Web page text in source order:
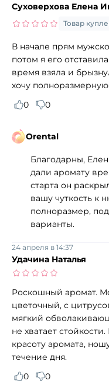
Суховерхова Елена
Товар
В начале прям
потом я его
время взяла и
хочу
0
0
Orental
Благодарны,
дали аромату
старта он
вашу чуткость к
полноразмер,
варианты.
Удачина Наталья
24 апреля в 14:37
Роскошный аромат.
цветочный, с
мягкий
не хватает
красоту аромата,
течение дня.
0
0